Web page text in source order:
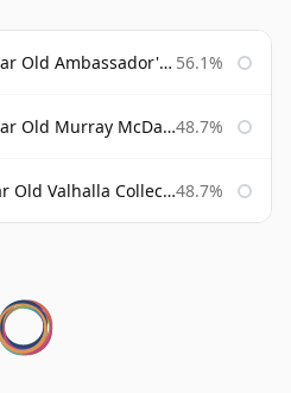
Ambassador's Cask 56.1%
Old Murray McDavid 48.7%
Valhalla Collection 48.7%